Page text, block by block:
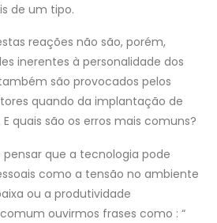
de um tipo.
reações não são, porém,
inerentes à personalidade dos
são provocados pelos
quando da implantação de
quais são os erros mais comuns?
que a tecnologia pode
como a tensão no ambiente
ou a produtividade
ouvirmos frases como : “